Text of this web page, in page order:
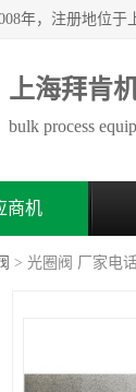
上海拜肯
bulk process
商机
> 光圈阀 厂家电